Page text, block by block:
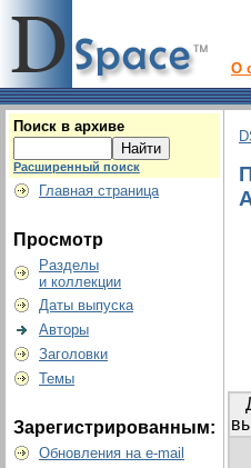
О
Поиск в архиве
Расширенный поиск
Главная страница
Просмотр
Разделы
и коллекции
Даты выпуска
Авторы
Заголовки
Темы
Зарегистрированным:
Обновления на e-mail